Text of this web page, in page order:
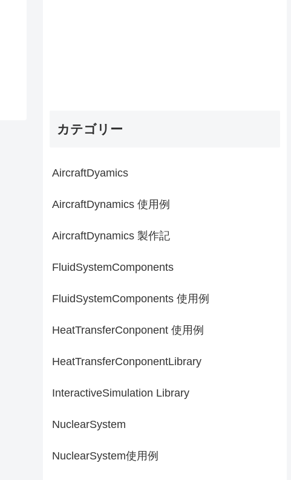
カテゴリー
AircraftDyamics
AircraftDynamics 使用例
AircraftDynamics 製作記
FluidSystemComponents
FluidSystemComponents 使用例
HeatTransferConponent 使用例
HeatTransferConponentLibrary
InteractiveSimulation Library
NuclearSystem
NuclearSystem使用例